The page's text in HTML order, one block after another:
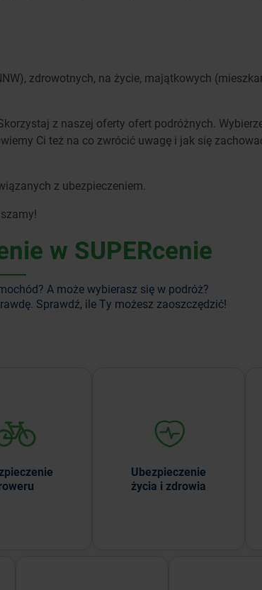
zdrowotnych, na życie, majątkowych
z naszej oferty ofert podróżnych.
Ci też na co zwrócić uwagę i jak się
z ubezpieczeniem.
w SUPERcenie
A może wybierasz się w podróż?
Sprawdź, ile Ty możesz zaoszczędzić!
bezpieczną
jazdą.
Ubezpieczenie
życia i zdrowia
bliskich oraz chroń to, co
najważniejsze.